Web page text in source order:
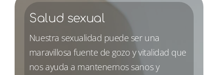
Salud sexual
Nuestra sexualidad puede ser una
maravillosa fuente de gozo y vitalidad que
nos ayuda a mantenernos sanos y